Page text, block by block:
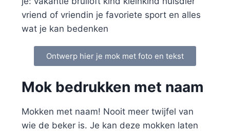
vriend of vriendin je favoriete sport en alles
wat je kan bedenken
Ontwerp hier je mok met foto en tekst
Mok bedrukken met naam
Mokken met naam! Nooit meer twijfel van
wie de beker is. Je kan deze mokken laten